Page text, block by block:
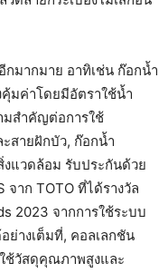
มากมาย อาทิเช่น ก๊อกน้ำ
คุ้มค่าโดยมีอัตราใช้น้ำ
มสำคัญต่อการใช้
สายฝักบัว, ก๊อกน้ำ
แวดล้อม รับประกันด้วย
าก TOTO ที่ได้รางวัล
2023 จากการใช้ระบบ
ย่างเต็มที่, คอลเลกชัน
ช้วัสดุคุณภาพสูงและ